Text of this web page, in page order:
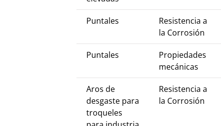
Puntales
Resistencia a
la Corrosión
Puntales
Propiedades
mecánicas
Aros de
desgaste para
troqueles
Resistencia a
la Corrosión